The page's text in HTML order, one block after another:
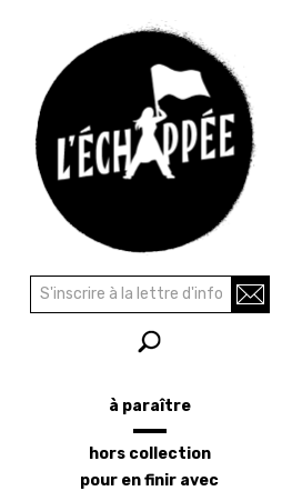
contenu
principal
Rechercher
latéral
à paraître
hors collection
pour en finir avec